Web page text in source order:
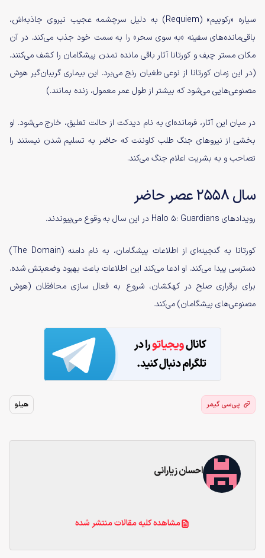
سیاره‌ «رکوییم» (Requiem) به دلیل سرچشمه‌ عجیب نیروی جاذبه‌اش،
باقی‌مانده‌های سفینه‌ «به سوی سحر» را به سمت خود جذب می‌کند. در آن
مکان مستر چیف و کورتانا آثار باقی مانده‌ تمدن پیشگامان را کشف می‌کنند.
(در این زمان کورتانا از نوعی طغیان رنج می‌برد. این بیماری گریبان‌گیر هوش
مصنوعی‌هایی می‌شود که بیشتر از طول عمر معمول، زنده بمانند.)
در میان این آثار، فرمانده‌ای به نام دیدکت از حالت تعلیق، خارج می‌شود. او
بخشی از نیروهای جنگ طلب کاوننت که حاضر به تسلیم شدن نیستند را
تصاحب و به بشریت اعلام جنگ می‌کند.
سال ۲۵۵۸ عصر حاضر
رویدادهای Halo 5: Guardians در این سال به وقوع می‌پیوندند.
کورتانا به گنجینه‌ای از اطلاعات پیشگامان، به نام دامنه (The Domain)
دسترسی پیدا می‌کند. او ادعا می‌کند این اطلاعات باعث بهبود وضعیتش شده.
برای برقراری صلح در کهکشان، شروع به فعال سازی محافظان (هوش
مصنوعی‌های پیشگامان) می‌کند.
پی‌سی گیمر هیلو
احسان زیارانی
مشاهده کلیه مقالات منتشر شده